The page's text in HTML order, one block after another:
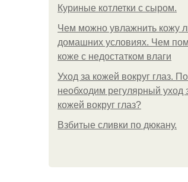
Куриные котлетки с сыром.
Чем можно увлажнить кожу
домашних условиях. Чем
коже с недостатком влаги
Уход за кожей вокруг глаз.
необходим регулярный уход
кожей вокруг глаз?
Взбитые сливки по дюкану.